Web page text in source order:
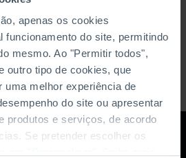
apenas os cookies
funcionamento do site, permitindo
mesmo. Ao "Permitir todos",
outro tipo de cookies, que
uma melhor experiência de
do site ou apresentar
produtos e serviços, de acordo
Se pretender escolher os